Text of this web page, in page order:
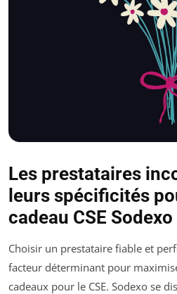
Les prestataires
leurs spécificités
cadeau CSE
Choisir un prestataire fiable et
facteur déterminant pour
cadeaux pour le CSE. Sodexo se